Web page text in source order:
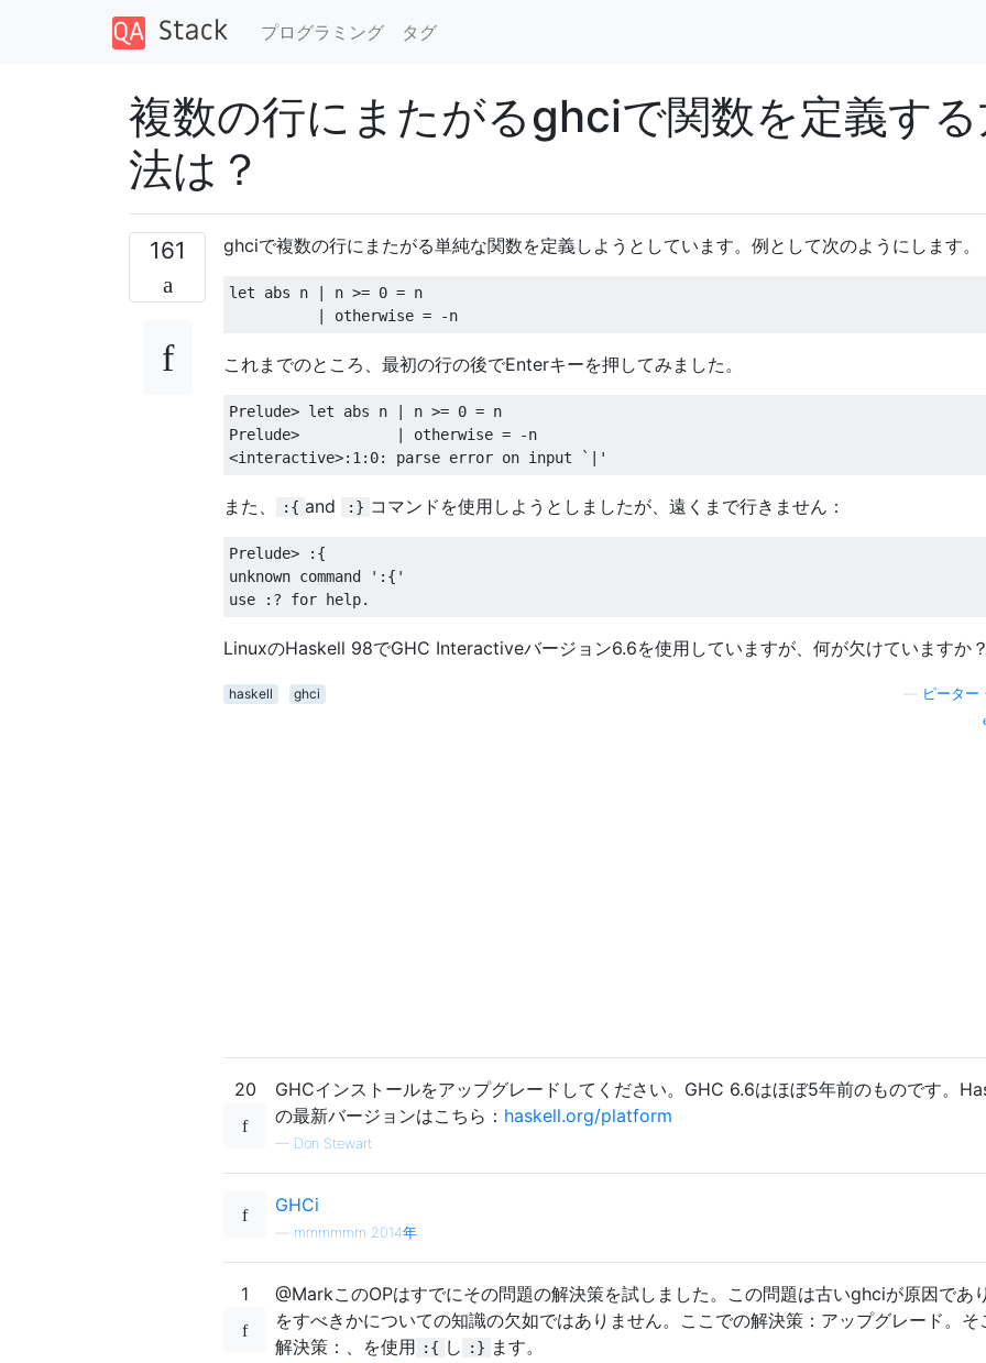
プログラミング タグ
複数の行にまたがるghciで関数を定義す
法は？
161 ghciで複数の行にまたがる単純な関数を定義しようとしています。例として次のようにします。
let abs n | n >= 0 = n
|
otherwise = -n
これまでのところ、最初の行の後でEnterキーを押してみました。
Prelude> let abs n | n >= 0 = n
Prelude> | otherwise = -
<interactive>: 1 : 0: parse error on input `| '
また、 :{ and :} コマンドを使用しようとしましたが、遠くまで行きません：
Prelude>
:{
unknown command
': { '
use
:? for help.
LinuxのHaskell 98でGHC Interactiveバージョン6.6を使用していますが、何が欠けていますか？
haskell ghci
ピーター
20
GHCインストールをアップグレードしてください。GHC 6.6はほぼ5年前のものです。
の最新バージョンはこちら： haskell.org/platform
— Don Stewart
GHCi
mmmmmm 2014年
1
@MarkこのOPはすでにその問題の解決策を試しました。この問題は古いghciが原因であ
をすべきかについての知識の欠如ではありません。ここでの解決策：アップグレード。そ
解決策：、を使用 :{ し :} ます。